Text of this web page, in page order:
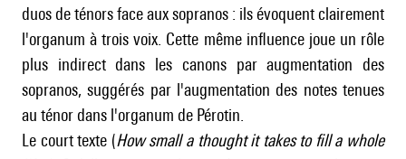
duos de ténors face aux sopranos : ils évoquent clairement
l'organum à trois voix. Cette même influence joue un rôle
plus indirect dans les canons par augmentation des
sopranos, suggérés par l'augmentation des notes tenues
au ténor dans l'organum de Pérotin.
Le court texte (How small a thought it takes to fill a whole